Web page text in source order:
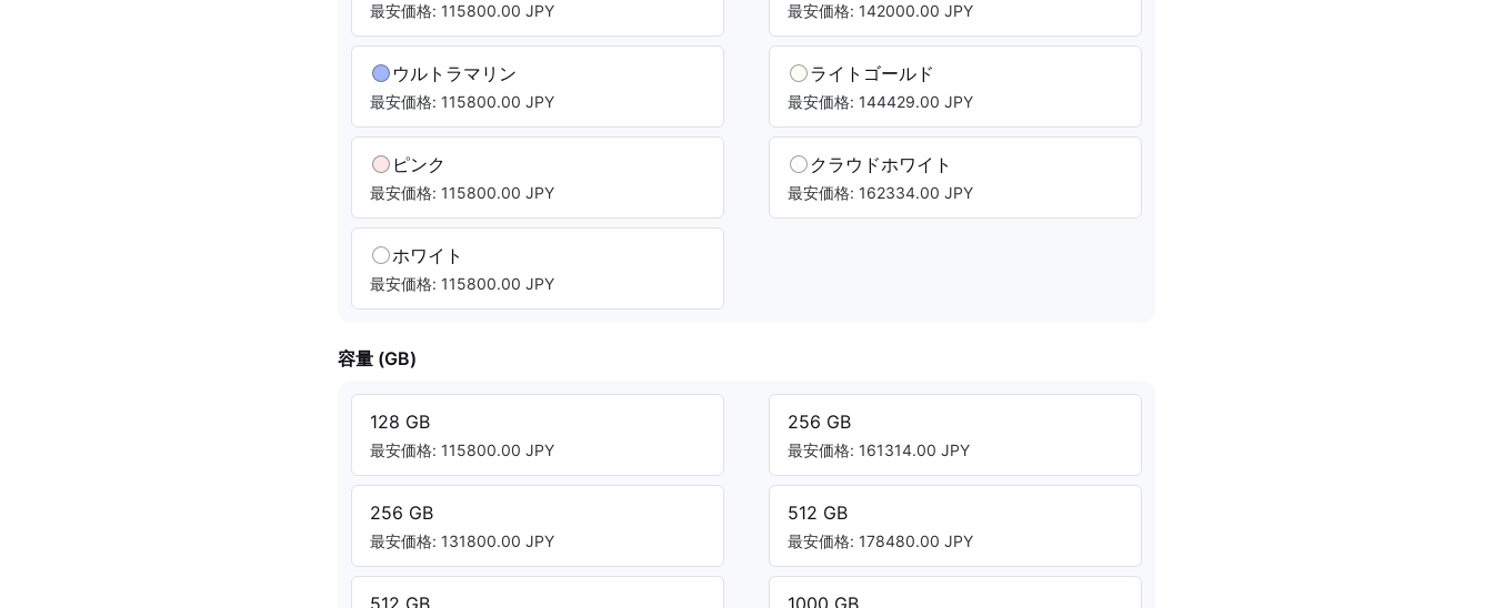
最安価格: 115800.00 JPY
ウルトラマリン
最安価格: 115800.00 JPY
ピンク
最安価格: 115800.00 JPY
ホワイト
最安価格: 115800.00 JPY
最安価格: 142000.00 JPY
ライトゴールド
最安価格: 144429.00 JPY
クラウドホワイト
最安価格: 162334.00 JPY
容量 (GB)
128 GB
最安価格: 115800.00 JPY
256 GB
最安価格: 131800.00 JPY
512 GB
256 GB
最安価格: 161314.00 JPY
512 GB
最安価格: 178480.00 JPY
1000 GB